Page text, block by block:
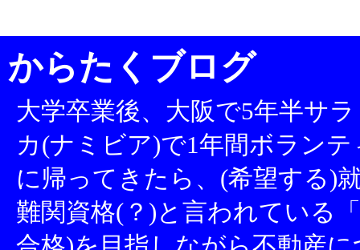
からたくブログ
大学卒業後、大阪で5年半サ
カ(ナミビア)で1年間ボラン
に帰ってきたら、(希望する)
難関資格(？)と言われている